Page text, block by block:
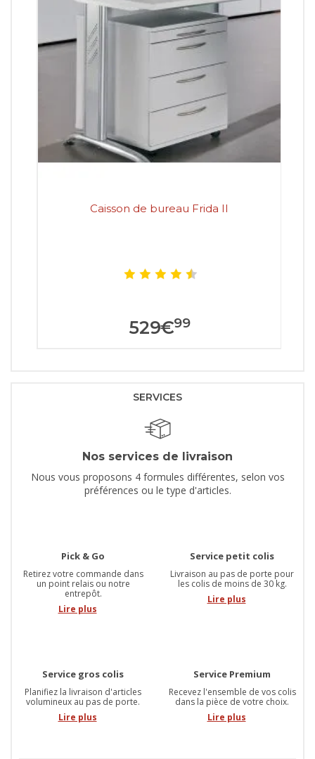
Caisson de bureau Frida II
529€99
SERVICES
Nos services de livraison
Nous vous proposons 4 formules différentes, selon vos
préférences ou le type d'articles.
Pick & Go
Retirez votre commande dans
un point relais ou notre
entrepôt.
Lire plus
Service petit colis
Livraison au pas de porte pour
les colis de moins de 30 kg.
Lire plus
Service gros colis
Planifiez la livraison d'articles
volumineux au pas de porte.
Lire plus
Service Premium
Recevez l'ensemble de vos colis
dans la pièce de votre choix.
Lire plus